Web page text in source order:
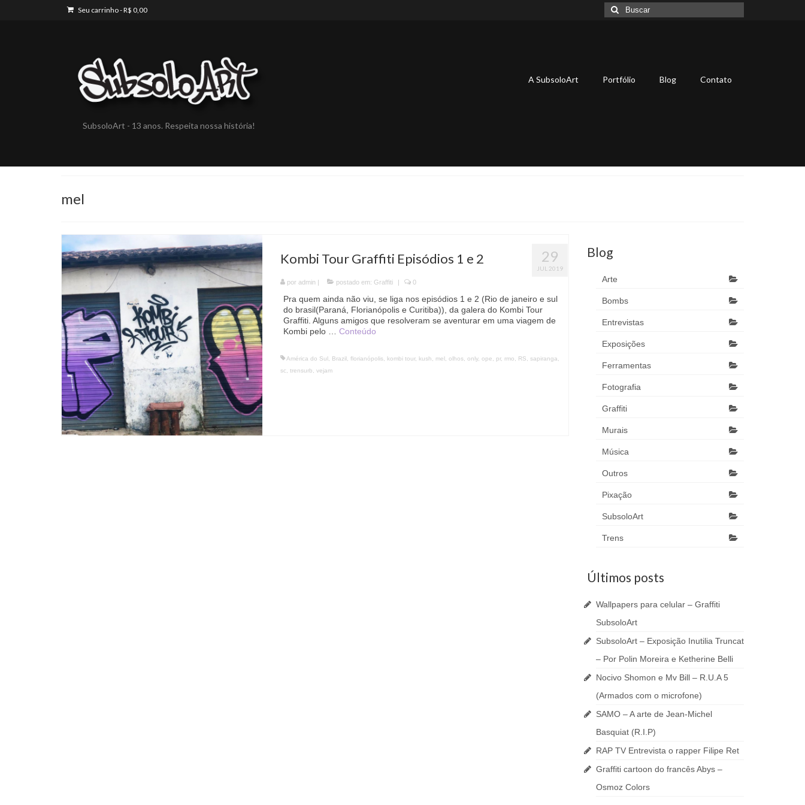
Seu carrinho-R$ 0,00
Buscar
por:
SubsoloArt - 13 anos. Respeita nossa história!
A SubsoloArt Portfólio Blog Contato
mel
29
JUL 2019
Kombi Tour Graffiti Episódios 1 e 2
por admin | postado em: Graffiti | 0
Pra quem ainda não viu, se liga nos episódios 1 e 2 (Rio de janeiro e sul
do brasil(Paraná, Florianópolis e Curitiba)), da galera do Kombi Tour
Graffiti. Alguns amigos que resolveram se aventurar em uma viagem de
Kombi pelo … Conteúdo
América do Sul, Brazil, florianópolis, kombi tour, kush mel, olhos, only, ope pr, rmo RS sapiranga
sc
trensurb vejam
Blog
Arte
Bombs
Entrevistas
Exposições
Ferramentas
Fotografia
Graffiti
Murais
Música
Outros
Pixação
SubsoloArt
Trens
Últimos posts
Wallpapers para celular – Graffiti
SubsoloArt
SubsoloArt – Exposição Inutilia Truncat
– Por Polin Moreira e Ketherine Belli
Nocivo Shomon e Mv Bill – R.U.A 5
(Armados com o microfone)
SAMO – A arte de Jean-Michel
Basquiat (R.I.P)
RAP TV Entrevista o rapper Filipe Ret
Graffiti cartoon do francês Abys –
Osmoz Colors